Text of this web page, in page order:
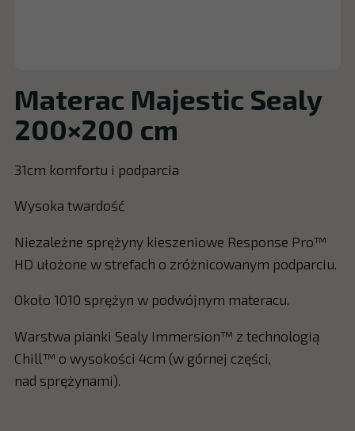
Materac Majestic Sealy
200×200 cm
31cm komfortu i podparcia
Wysoka twardość
Niezależne sprężyny kieszeniowe Response Pro™
HD ułożone w strefach o zróżnicowanym podparciu.
Około 1010 sprężyn w podwójnym materacu.
Warstwa pianki Sealy Immersion™ z technologią
Chill™ o wysokości 4cm (w górnej części,
nad sprężynami).